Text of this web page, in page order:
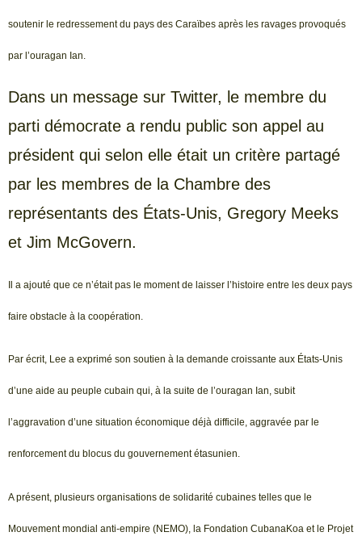
soutenir le redressement du pays des Caraïbes après les ravages provoqués
par l’ouragan Ian.
Dans un message sur Twitter, le membre du
parti démocrate a rendu public son appel au
président qui selon elle était un critère partagé
par les membres de la Chambre des
représentants des États-Unis, Gregory Meeks
et Jim McGovern.
Il a ajouté que ce n’était pas le moment de laisser l’histoire entre les deux pays
faire obstacle à la coopération.
Par écrit, Lee a exprimé son soutien à la demande croissante aux États-Unis
d’une aide au peuple cubain qui, à la suite de l’ouragan Ian, subit
l’aggravation d’une situation économique déjà difficile, aggravée par le
renforcement du blocus du gouvernement étasunien.
A présent, plusieurs organisations de solidarité cubaines telles que le
Mouvement mondial anti-empire (NEMO), la Fondation CubanaKoa et le Projet